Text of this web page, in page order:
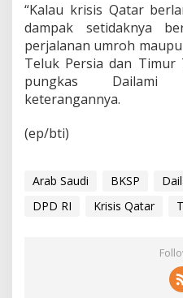
“Kalau krisis Qatar
dampak setidaknya
perjalanan umroh
Teluk Persia dan Timur
pungkas Dailami
keterangannya.
(ep/bti)
Arab Saudi BKSP
DPD RI
Krisis Qatar